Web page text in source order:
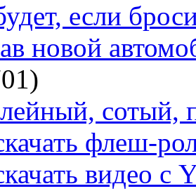
если
новой
сотый,
флеш-
видео с